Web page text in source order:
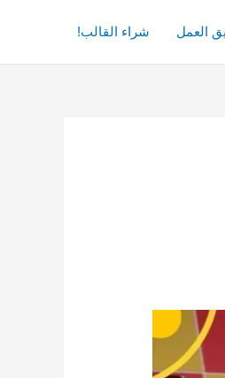
العمل شراء القالب!